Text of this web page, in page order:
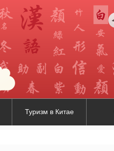
Туризм в Китае